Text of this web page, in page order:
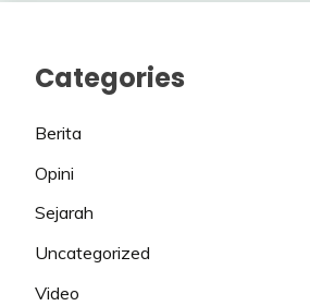
Categories
Berita
Opini
Sejarah
Uncategorized
Video